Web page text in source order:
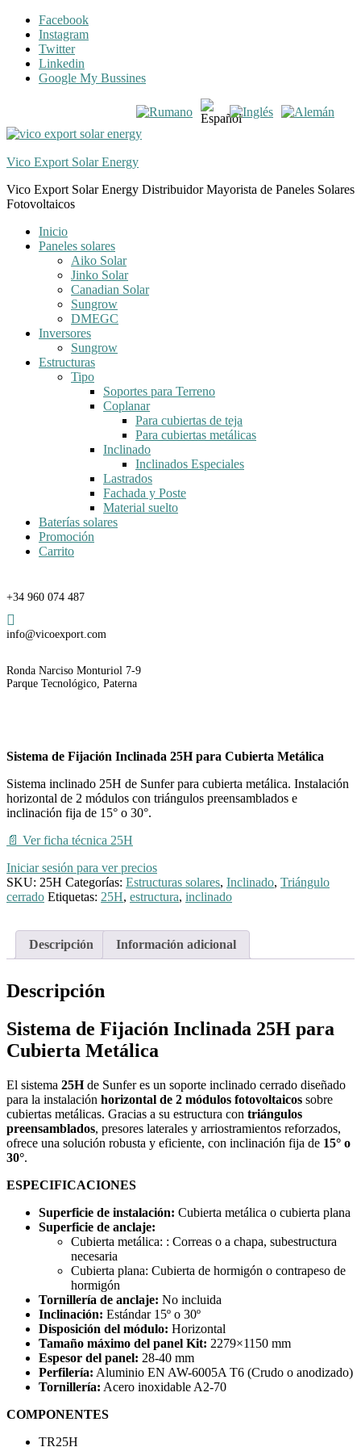
Skip
navigation
Skip
content
Facebook
Instagram
Twitter
Linkedin
Google My Bussines
Vico Export Solar Energy
Vico Export Solar Energy Distribuidor Mayorista de Paneles Solares
Fotovoltaicos
Toggle
navigation
Inicio
Paneles solares
Aiko Solar
Jinko Solar
Canadian Solar
Sungrow
DMEGC
Inversores
Sungrow
Estructuras
Tipo
Soportes para Terreno
Coplanar
Para cubiertas de teja
Para cubiertas metálicas
Inclinado
Inclinados Especiales
Lastrados
Fachada y Poste
Material suelto
Baterías solares
Promoción
Carrito
Teléfono
+34 960 074 487
Email
info@vicoexport.com
Dirección
Ronda Narciso Monturiol 7-9
Parque Tecnológico, Paterna
Sistema de Fijación Inclinada 25H para Cubierta Metálica
Sistema inclinado 25H de Sunfer para cubierta metálica. Instalación
horizontal de 2 módulos con triángulos preensamblados e
inclinación fija de 15° o 30°.
📄 Ver ficha técnica 25H
Iniciar sesión para ver precios
SKU: 25H Categorías: Estructuras solares, Inclinado, Triángulo
cerrado Etiquetas: 25H, estructura, inclinado
Descripción Información adicional
Descripción
Sistema de Fijación Inclinada 25H para
Cubierta Metálica
El sistema 25Hde Sunfer es un soporte inclinado cerrado diseñado
para la instalación horizontal de 2 módulos fotovoltaicos sobre
cubiertas metálicas. Gracias a su estructura con triángulos
preensamblados, presores laterales y arriostramientos reforzados,
ofrece una solución robusta y eficiente, con inclinación fija de 15° o
30°.
ESPECIFICACIONES
Superficie de instalación: Cubierta metálica o cubierta plana
Superficie de anclaje:
Cubierta metálica: : Correas o a chapa, subestructura
necesaria
Cubierta plana: Cubierta de hormigón o contrapeso de
hormigón
Tornillería de anclaje: No incluida
Inclinación: Estándar 15º o 30º
Disposición del módulo: Horizontal
Tamaño máximo del panel Kit: 2279×1150 mm
Espesor del panel: 28-40 mm
Perfilería: Aluminio EN AW-6005A T6 (Crudo o anodizado)
Tornillería: Acero inoxidable A2-70
COMPONENTES
TR25H